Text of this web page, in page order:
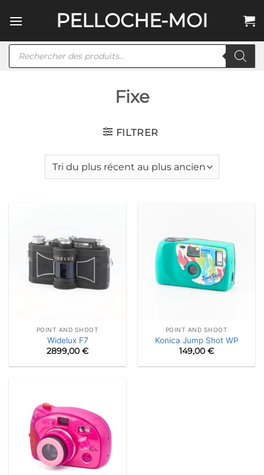
au
PELLOCHE-MOI
Recherche
Fixe
FILTRER
POINT AND SHOOT
Widelux F7
2899,00 €
POINT AND SHOOT
Konica Jump Shot WP
149,00 €